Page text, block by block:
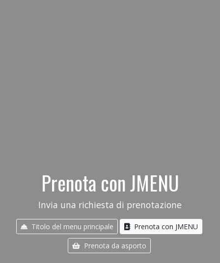
Prenota con JMENU
Invia una richiesta di prenotazione
Titolo del menu principale Prenota con JMENU
Prenota da asporto